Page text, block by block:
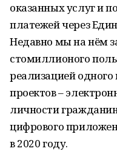
оказанных услуг и
платежей через
Недавно мы на нём
стомиллионого
реализацией
проектов –
личности
цифрового
в 2020 году.